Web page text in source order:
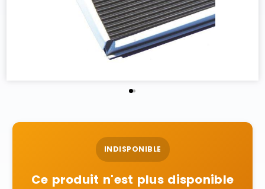
INDISPONIBLE
Ce produit n'est plus disponible